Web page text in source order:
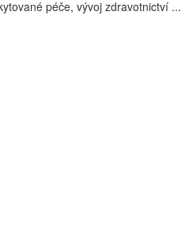
péče, vývoj zdravotnictví ...